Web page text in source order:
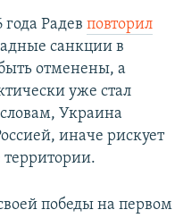
Радев повторил
санкции в
отменены, а
уже стал
Украина
иначе рискует
территории.
победы на первом